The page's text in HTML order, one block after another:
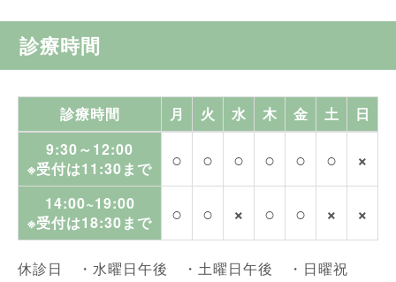
診療時間
診療時間 月 火 水 木 金 土
日
9:30～12:00
※受付は11:30まで
○ ○ ○ ○ ○ ○ ×
14:00~19:00
※受付は18:30まで
○ ○ × ○ ○ × ×
休診日 ・水曜日午後 ・土曜日午後 ・日曜祝